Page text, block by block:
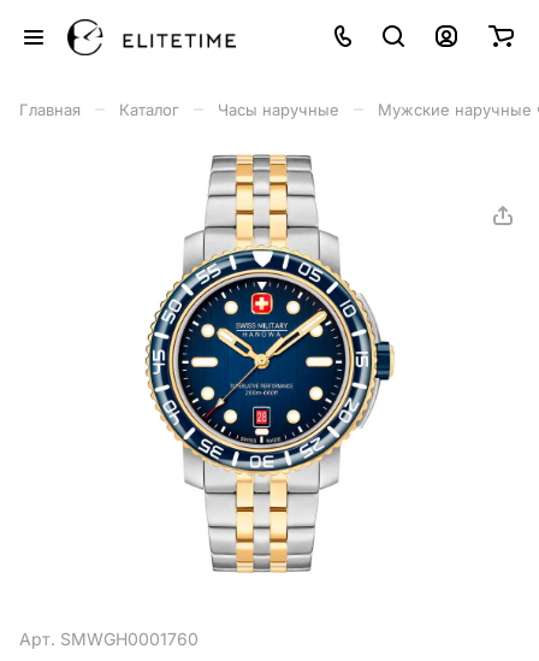
Главная Каталог Часы наручные Мужские наручные
Арт. SMWGH0001760